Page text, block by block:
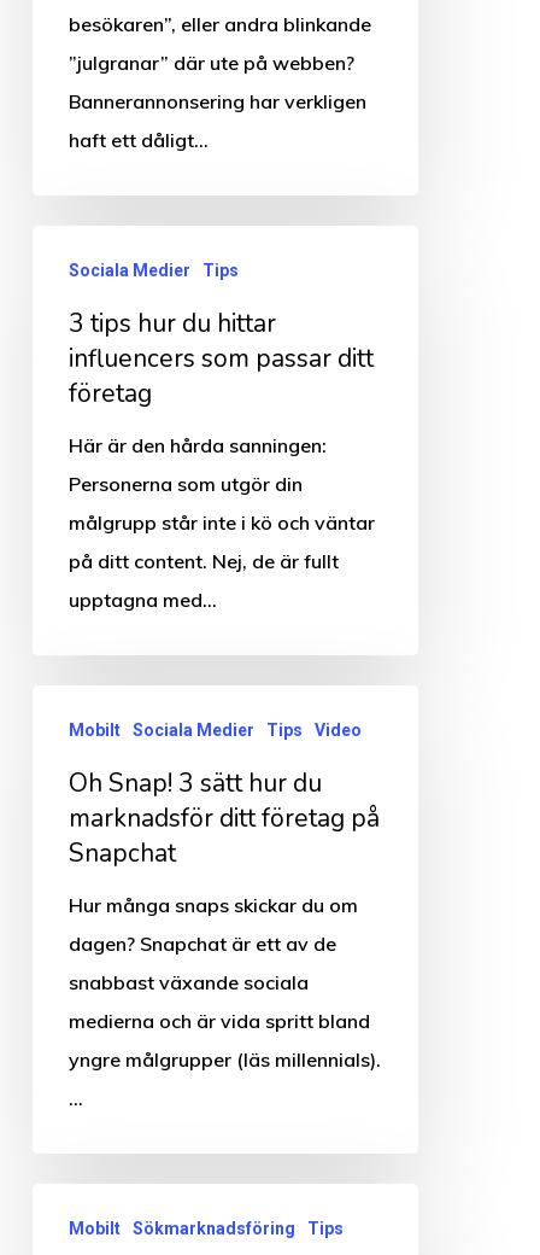
besökaren”, eller andra blinkande
”julgranar” där ute på webben?
Bannerannonsering har verkligen
haft ett dåligt…
hittar
influencers
passar
Sociala Medier Tips
3 tips hur du hittar
influencers som passar ditt
företag
Här är den hårda sanningen:
Personerna som utgör din
målgrupp står inte i kö och väntar
på ditt content. Nej, de är fullt
upptagna med…
Snap!
marknadsför
Mobilt Sociala Medier Tips Video
Oh Snap! 3 sätt hur du
marknadsför ditt företag på
Snapchat
Hur många snaps skickar du om
dagen? Snapchat är ett av de
snabbast växande sociala
medierna och är vida spritt bland
yngre målgrupper (läs millennials).
…
rankarMobilt Sökmarknadsföring Tips